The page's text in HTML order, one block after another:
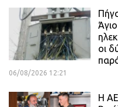
οι
06/08/2026 12:21
H